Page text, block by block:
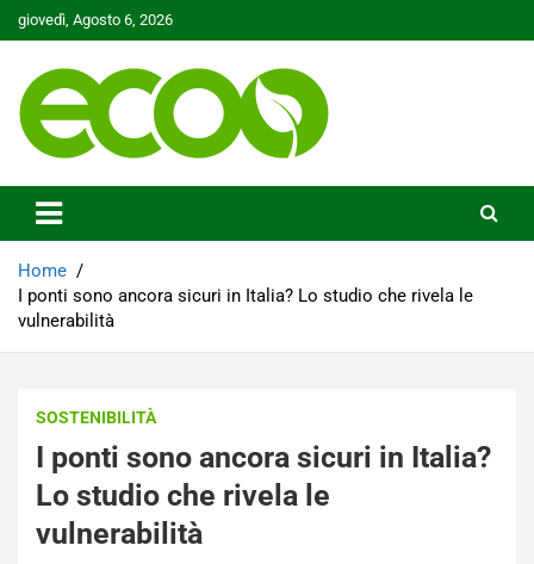
Skip
to
giovedì, Agosto 6, 2026
Ecoo.it
Home
I ponti sono ancora sicuri in Italia? Lo studio che rivela le
vulnerabilità
SOSTENIBILITÀ
I ponti sono ancora sicuri in Italia?
Lo studio che rivela le
vulnerabilità